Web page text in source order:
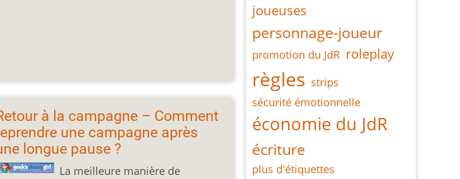
à la campagne – Comment
une campagne après
longue pause ?
La meilleure manière de
joueuses
personnage-joueur
promotion du JdR roleplay
règles strips
sécurité émotionnelle
économie du JdR
écriture
plus d'étiquettes